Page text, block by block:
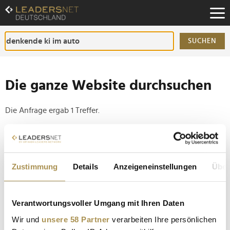
Zustimmung Details Anzeigeneinstellungen
Verantwortungsvoller Umgang mit Ihren Daten
Wir und unsere 58 Partner verarbeiten Ihre persönlichen
Zum
Inhalt
Zur
Fußzeilen-
Navigation
SUCHEN
Die ganze Website durchsuchen
Die Anfrage ergab 1 Treffer.
Tipp
Setzen Sie die gesuchten Wörter zwischen
Anführungszeichen: zb "Vorname Nachname".
NVIDIA und Mercedes wollen ab 2027 KI-Robotaxis
auf die Straße bringen